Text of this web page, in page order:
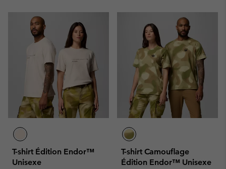
T-shirt Édition Endor™
Unisexe
T-shirt Camouflage
Édition Endor™ Unisexe